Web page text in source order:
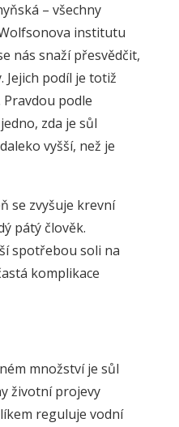
– všechny
institutu
nás snaží přesvědčit,
podíl je totiž
Pravdou podle
zda je sůl
vyšší, než je
se zvyšuje krevní
pátý člověk.
spotřebou soli na
komplikace
množství je sůl
životní projevy
reguluje vodní